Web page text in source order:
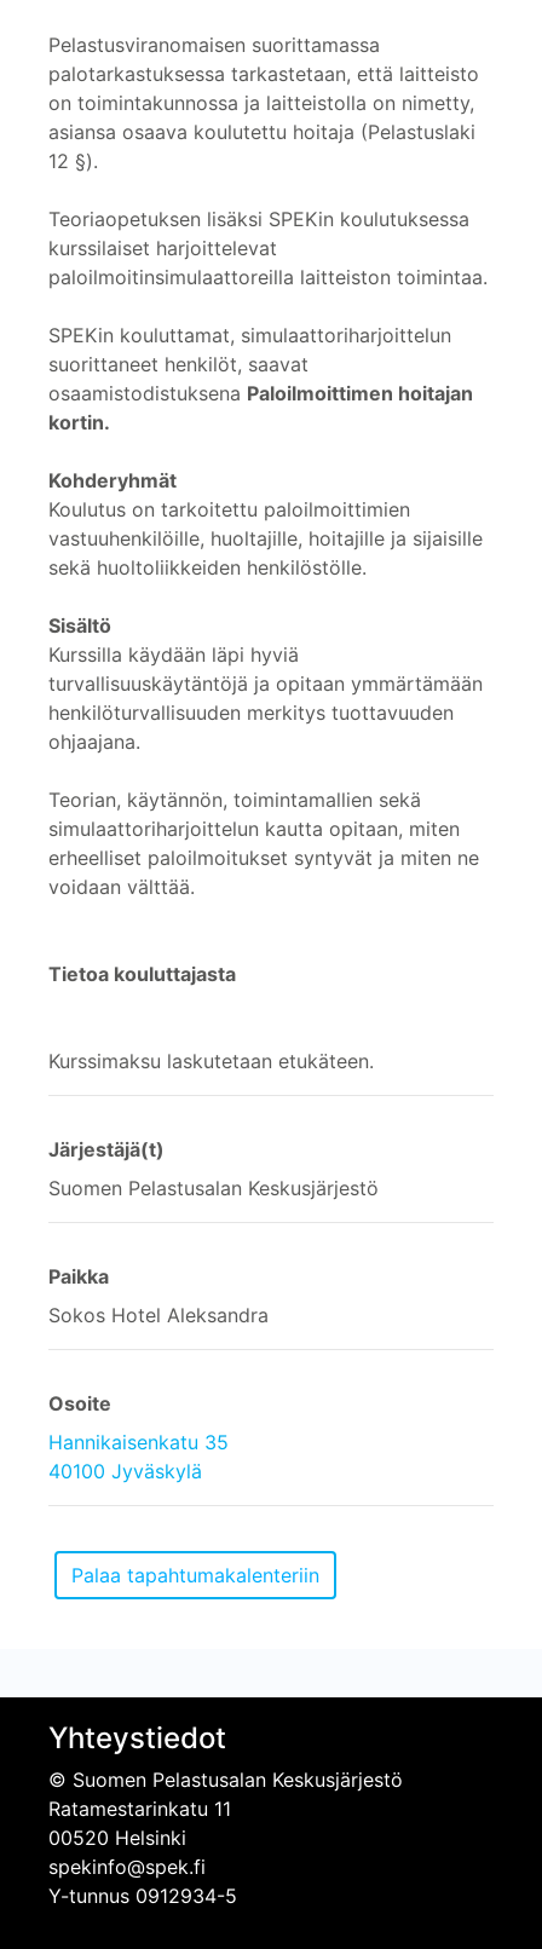
Pelastusviranomaisen suorittamassa
palotarkastuksessa tarkastetaan, että laitteisto
on toimintakunnossa ja laitteistolla on nimetty,
asiansa osaava koulutettu hoitaja (Pelastuslaki
12 §).
Teoriaopetuksen lisäksi SPEKin koulutuksessa
kurssilaiset harjoittelevat
paloilmoitinsimulaattoreilla laitteiston toimintaa.
SPEKin kouluttamat, simulaattoriharjoittelun
suorittaneet henkilöt, saavat
osaamistodistuksena Paloilmoittimen hoitajan
kortin.
Kohderyhmät
Koulutus on tarkoitettu paloilmoittimien
vastuuhenkilöille, huoltajille, hoitajille ja sijaisille
sekä huoltoliikkeiden henkilöstölle.
Sisältö
Kurssilla käydään läpi hyviä
turvallisuuskäytäntöjä ja opitaan ymmärtämään
henkilöturvallisuuden merkitys tuottavuuden
ohjaajana.
Teorian, käytännön, toimintamallien sekä
simulaattoriharjoittelun kautta opitaan, miten
erheelliset paloilmoitukset syntyvät ja miten ne
voidaan välttää.
Tietoa kouluttajasta
Kurssimaksu laskutetaan etukäteen.
Järjestäjä(t)
Suomen Pelastusalan Keskusjärjestö
Paikka
Sokos Hotel Aleksandra
Osoite
Hannikaisenkatu 35
40100 Jyväskylä
Yhteystiedot
© Suomen Pelastusalan Keskusjärjestö
Ratamestarinkatu 11
00520 Helsinki
spekinfo@spek.fi
Y-tunnus 0912934-5